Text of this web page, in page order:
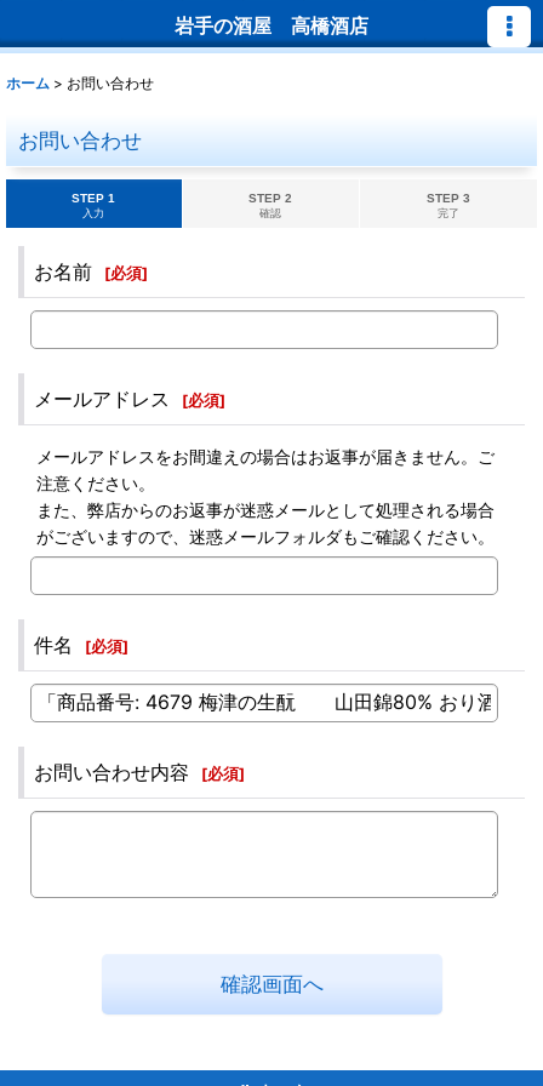
岩手の酒屋 高橋酒店
ホーム > お問い合わせ
お問い合わせ
STEP 1
入力
STEP 2
確認
STEP 3
完了
お名前 [必須]
メールアドレス [必須]
メールアドレスをお間違えの場合はお返事が届きません。ご
注意ください。
また、弊店からのお返事が迷惑メールとして処理される場合
がございますので、迷惑メールフォルダもご確認ください。
件名 [必須]
お問い合わせ内容 [必須]
確認画面へ